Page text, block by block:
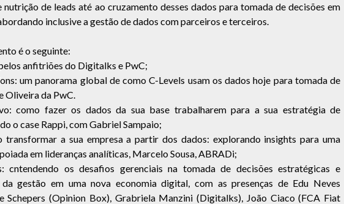
de leads até ao cruzamento desses dados para tomada de decisões em
inclusive a gestão de dados com parceiros e terceiros.
é o seguinte:
anfitriões do Digitalks e PwC;
um panorama global de como C-Levels usam os dados hoje para tomada de
Oliveira da PwC.
como fazer os dados da sua base trabalharem para a sua estratégia de
o case Rappi, com Gabriel Sampaio;
transformar a sua empresa a partir dos dados: explorando insights para uma
em lideranças analíticas, Marcelo Sousa, ABRADi;
cntendendo os desafios gerenciais na tomada de decisões estratégicas e
gestão em uma nova economia digital, com as presenças de Edu Neves
Schepers (Opinion Box), Grabriela Manzini (Digitalks), João Ciaco (FCA Fiat